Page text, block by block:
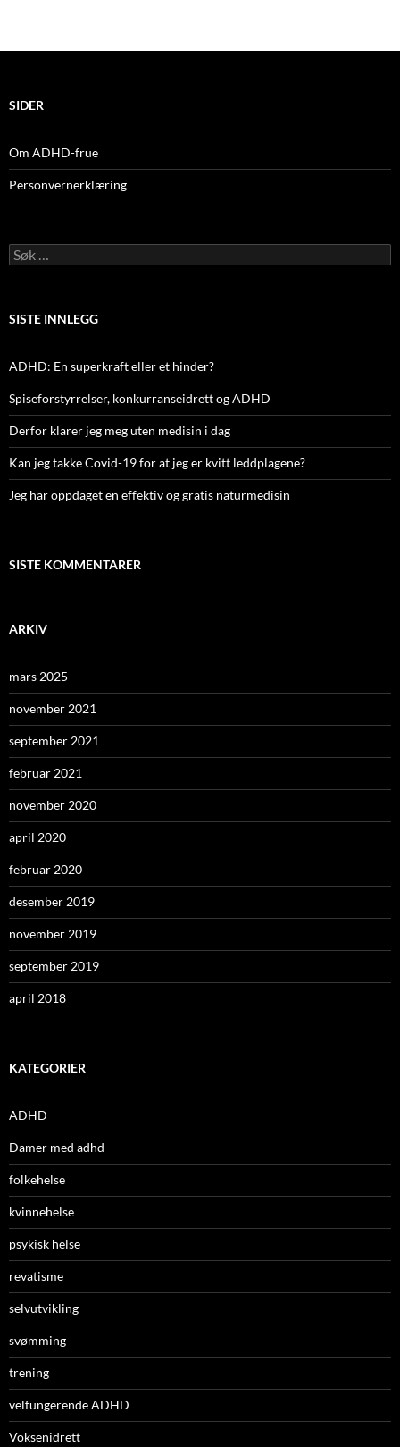
SIDER
Om ADHD-frue
Personvernerklæring
Søk
etter:
SISTE INNLEGG
ADHD: En superkraft eller et hinder?
Spiseforstyrrelser, konkurranseidrett og ADHD
Derfor klarer jeg meg uten medisin i dag
Kan jeg takke Covid-19 for at jeg er kvitt leddplagene?
Jeg har oppdaget en effektiv og gratis naturmedisin
SISTE KOMMENTARER
ARKIV
mars 2025
november 2021
september 2021
februar 2021
november 2020
april 2020
februar 2020
desember 2019
november 2019
september 2019
april 2018
KATEGORIER
ADHD
Damer med adhd
folkehelse
kvinnehelse
psykisk helse
revatisme
selvutvikling
svømming
trening
velfungerende ADHD
Voksenidrett